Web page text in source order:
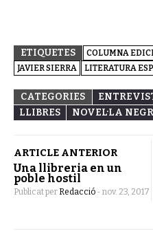
ETIQUETES COLUMNA
JAVIER SIERRA
LITERATURA
CATEGORIES
LLIBRES
NOVEL·LA
ARTICLE ANTERIOR
Una llibreria en un
poble hostil
Publicat per Redacció - nov. 23, 2017